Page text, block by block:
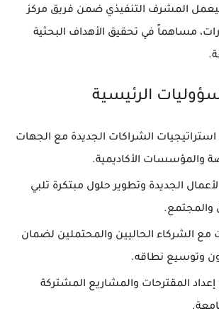
المشرف التنفيذي ضمن فريق مركز
مساهماً في تحقيق الأهداف البحثية
الرئيسية
استراتيجيات الشراكات الجديدة مع الجهات
والمؤسسات الأكاديمية.
الجديدة وتطوير حلول مبتكرة تلبي
والمجتمع.
مع الشركاء الحاليين والمحتملين لضمان
وتوسيع نطاقه.
المقترحات والمشاريع المشتركة